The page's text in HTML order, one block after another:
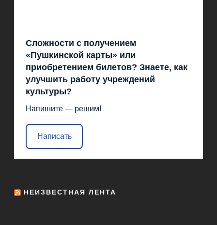
Сложности с получением
«Пушкинской карты» или
приобретением билетов? Знаете, как
улучшить работу учреждений
культуры?
Напишите — решим!
Написать
НЕИЗВЕСТНАЯ ЛЕНТА